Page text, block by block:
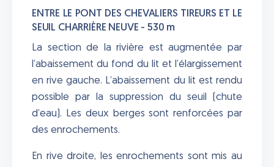
ENTRE LE PONT DES CHEVALIERS TIREURS ET LE
SEUIL CHARRIÈRE NEUVE - 530 m
La section de la rivière est augmentée par
l’abaissement du fond du lit et l’élargissement
en rive gauche. L’abaissement du lit est rendu
possible par la suppression du seuil (chute
d’eau). Les deux berges sont renforcées par
des enrochements.
En rive droite, les enrochements sont mis au